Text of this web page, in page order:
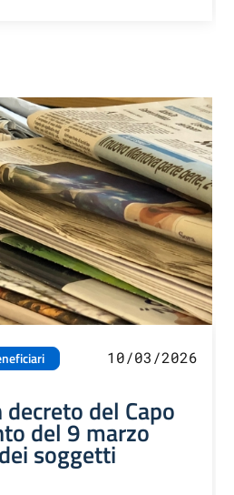
10/03/2026
del Capo
del 9 marzo
soggetti